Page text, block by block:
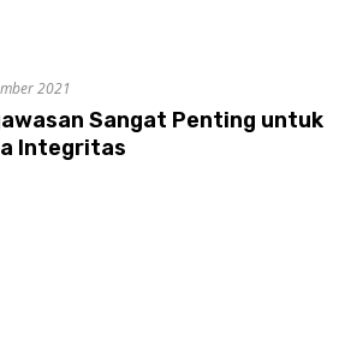
2021
Sangat Penting untuk
Integritas